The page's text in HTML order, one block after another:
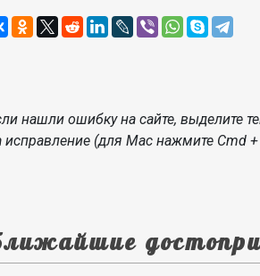
нашли ошибку на сайте, выделите
исправление (для Mac нажмите Cmd +